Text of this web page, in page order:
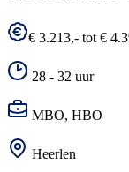
€ 3.213,- tot €
28 - 32 uur
MBO, HBO
Heerlen